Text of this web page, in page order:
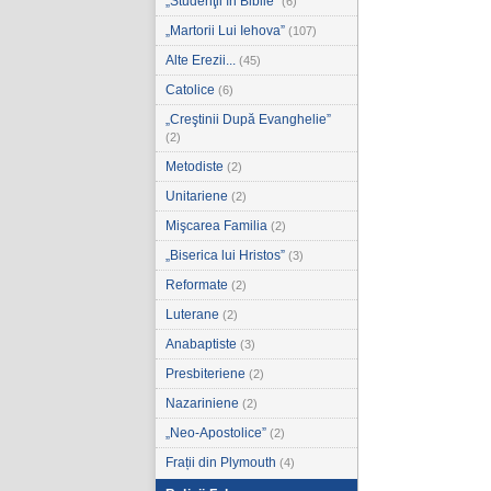
„Martorii Lui Iehova” (107)
Alte Erezii... (45)
Catolice (6)
„Creştinii După Evanghelie”
(2)
Metodiste (2)
Unitariene (2)
Mişcarea Familia (2)
„Biserica lui Hristos” (3)
Reformate (2)
Luterane (2)
Anabaptiste (3)
Presbiteriene (2)
Nazariniene (2)
„Neo-Apostolice” (2)
Frații din Plymouth (4)